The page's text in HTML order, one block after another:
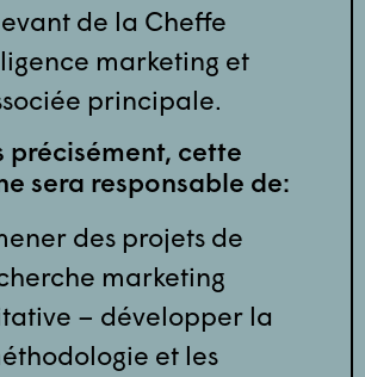
de la Cheffe
marketing et
principale.
précisément, cette
sera responsable de:
des projets de
marketing
– développer la
et les